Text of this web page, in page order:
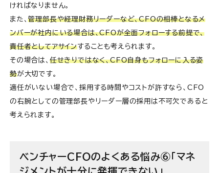
ければなりません。
また、管理部長や経理財務リーダーなど、CFOの相棒となるメ
ンバーが社内にいる場合は、CFOが全面フォローする前提で、
責任者としてアサインすることも考えられます。
その場合は、 任せきりではなく、CFO自身もフォローに入る姿
勢が大切です。
適任がいない場合で、採用する時間やコストが許すなら、CFO
の右腕としての管理部長やリーダー層の採用は不可欠であると
考えられます。
ベンチャーCFOのよくある悩み⑥「マネ